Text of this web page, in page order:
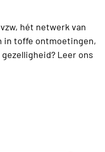
hét netwerk van
in toffe ontmoetingen,
Leer ons